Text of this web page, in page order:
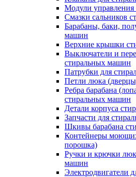
Модули
Смазки сальников
Барабаны, баки,
машин
Верхние крышки
Выключатели и
стиральных машин
Патрубки для
Петли люка
Ребра барабана
стиральных машин
Детали корпуса
Запчасти для
Шкивы барабана
Контейнеры
порошка)
Ручки и крючки
машин
Электродвигатели